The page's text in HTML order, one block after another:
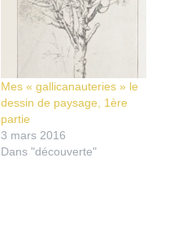
Mes « gallicanauteries » le
dessin de paysage, 1ère
partie
3 mars 2016
Dans "découverte"